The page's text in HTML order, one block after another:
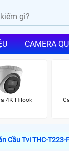
CAMERA
4K Hilook
Cầu Tvi THC-T223-